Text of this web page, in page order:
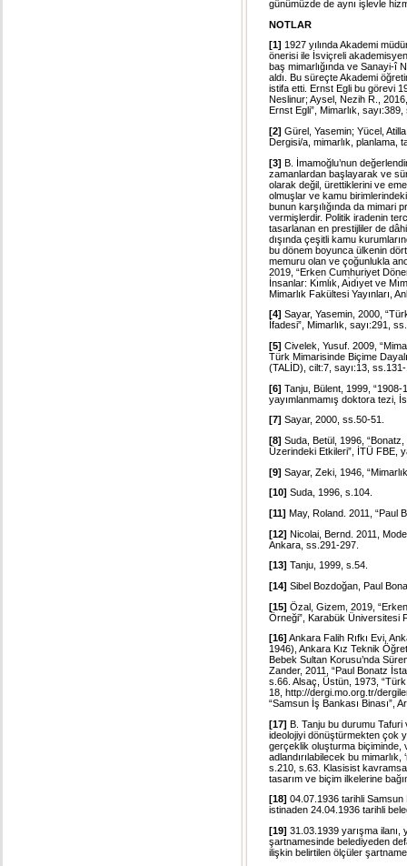
günümüzde de aynı işlevle
NOTLAR
[1] 1927 yılında Akademi
önerisi ile İsviçreli
baş mimarlığında ve Sanayi-î
aldı. Bu süreçte Akademi
istifa etti. Ernst Egli bu görevi
Neslinur; Aysel, Nezih R.,
Ernst Egli”, Mimarlık,
[2] Gürel, Yasemin; Yücel,
Dergisi/a, mimarlık, planlama,
[3] B. İmamoğlu’nun
zamanlardan başlayarak ve
olarak değil, ürettiklerini ve
olmuşlar ve kamu
bunun karşılığında da mimari
vermişlerdir. Politik iradenin
tasarlanan en prestijliler de
dışında çeşitli kamu
bu dönem boyunca ülkenin
memuru olan ve çoğunlukla
2019, “Erken Cumhuriyet
İnsanlar: Kı̇mlı̇k, Aı̇dı̇yet ve
Mimarlık Fakültesi Yayınları,
[4] Sayar, Yasemin, 2000,
İfadesi”, Mimarlık, sayı:291,
[5] Civelek, Yusuf. 2009,
Türk Mimarisinde Biçime
(TALİD), cilt:7, sayı:13,
[6] Tanju, Bülent, 1999, “1908-
yayımlanmamış doktora tezi,
[7] Sayar, 2000, ss.50-51.
[8] Suda, Betül, 1996, “Bonatz,
Üzerindeki Etkileri”, İTÜ FBE,
[9] Sayar, Zeki, 1946,
[10] Suda, 1996, s.104.
[11] May, Roland. 2011, “Paul
[12] Nicolai, Bernd. 2011,
Ankara, ss.291-297.
[13] Tanju, 1999, s.54.
[14] Sibel Bozdoğan, Paul
[15] Özal, Gizem, 2019,
Örneği”, Karabük Üniversitesi
[16] Ankara Falih Rıfkı Evi,
1946), Ankara Kız Teknik
Bebek Sultan Korusu’nda
Zander, 2011, “Paul Bonatz
s.66. Alsaç, Üstün, 1973,
18, http://dergi.mo.org.tr/
“Samsun İş Bankası Binası”,
[17] B. Tanju bu durumu Tafuri
ideolojiyi dönüştürmekten çok
gerçeklik oluşturma biçiminde,
adlandırılabilecek bu
s.210, s.63. Klasisist
tasarım ve biçim ilkelerine
[18] 04.07.1936 tarihli
istinaden 24.04.1936 tarihli
[19] 31.03.1939 yarışma
şartnamesinde belediyeden
ilişkin belirtilen ölçüler